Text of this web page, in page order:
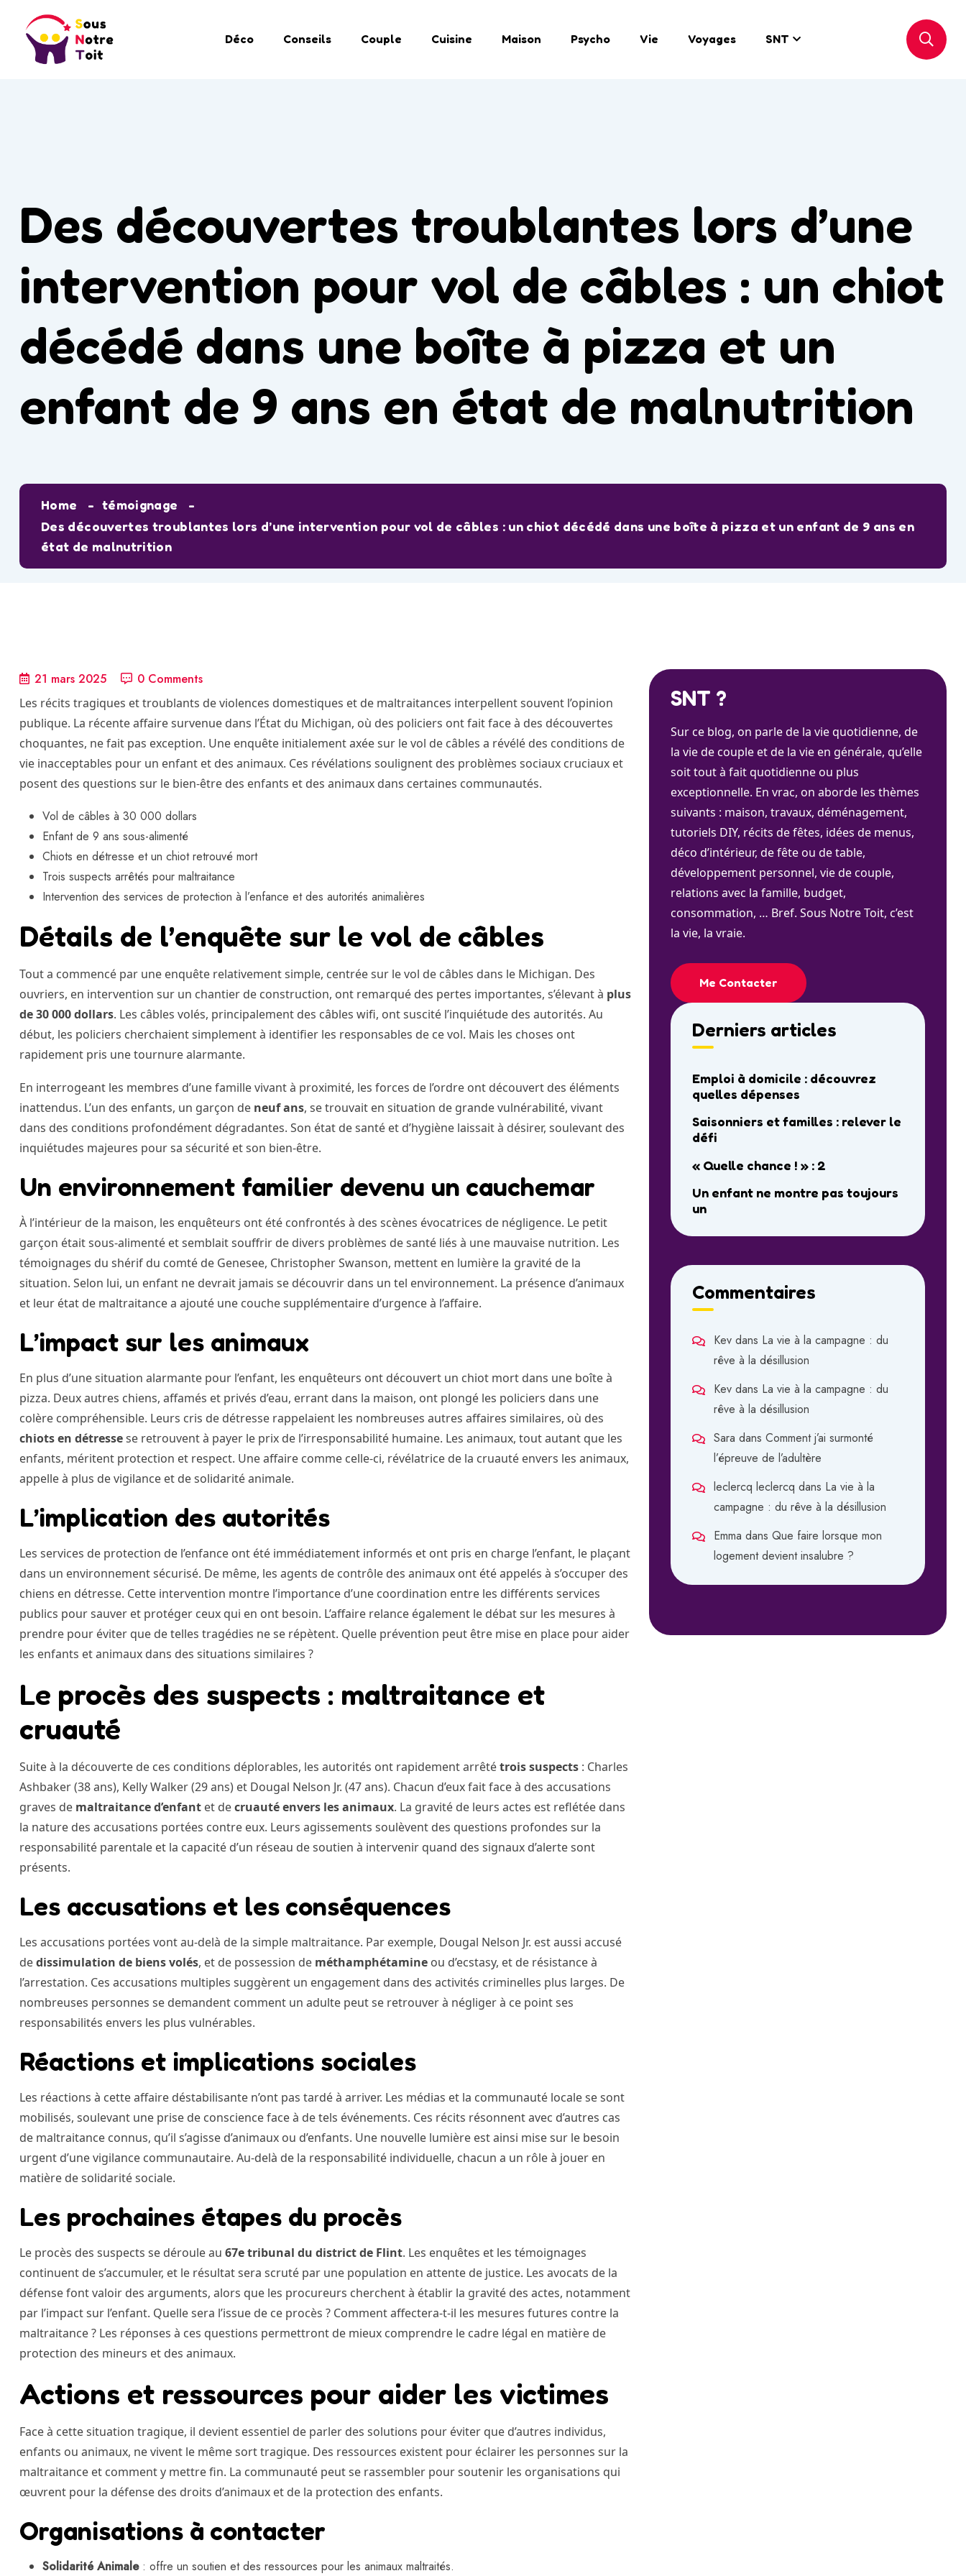
Déco Conseils Couple Cuisine Maison Psycho Vie Voyages SNT
Des découvertes troublantes lors d’une
intervention pour vol de câbles : un chiot
décédé dans une boîte à pizza et un
enfant de 9 ans en état de malnutrition
Home
témoignage
Des découvertes troublantes lors d’une intervention pour vol de câbles : un chiot décédé dans une boîte à pizza et un enfant de 9 ans en
état de malnutrition
21 mars 2025 0 Comments
Les récits tragiques et troublants de violences domestiques et de maltraitances interpellent souvent l’opinion
publique. La récente affaire survenue dans l’État du Michigan, où des policiers ont fait face à des découvertes
choquantes, ne fait pas exception. Une enquête initialement axée sur le vol de câbles a révélé des conditions de
vie inacceptables pour un enfant et des animaux. Ces révélations soulignent des problèmes sociaux cruciaux et
posent des questions sur le bien-être des enfants et des animaux dans certaines communautés.
Vol de câbles à 30 000 dollars
Enfant de 9 ans sous-alimenté
Chiots en détresse et un chiot retrouvé mort
Trois suspects arrêtés pour maltraitance
Intervention des services de protection à l’enfance et des autorités animalières
Détails de l’enquête sur le vol de câbles
Tout a commencé par une enquête relativement simple, centrée sur le vol de câbles dans le Michigan. Des
ouvriers, en intervention sur un chantier de construction, ont remarqué des pertes importantes, s’élevant à plus
de 30 000 dollars. Les câbles volés, principalement des câbles wifi, ont suscité l’inquiétude des autorités. Au
début, les policiers cherchaient simplement à identifier les responsables de ce vol. Mais les choses ont
rapidement pris une tournure alarmante.
En interrogeant les membres d’une famille vivant à proximité, les forces de l’ordre ont découvert des éléments
inattendus. L’un des enfants, un garçon de neuf ans, se trouvait en situation de grande vulnérabilité, vivant
dans des conditions profondément dégradantes. Son état de santé et d’hygiène laissait à désirer, soulevant des
inquiétudes majeures pour sa sécurité et son bien-être.
Un environnement familier devenu un cauchemar
À l’intérieur de la maison, les enquêteurs ont été confrontés à des scènes évocatrices de négligence. Le petit
garçon était sous-alimenté et semblait souffrir de divers problèmes de santé liés à une mauvaise nutrition. Les
témoignages du shérif du comté de Genesee, Christopher Swanson, mettent en lumière la gravité de la
situation. Selon lui, un enfant ne devrait jamais se découvrir dans un tel environnement. La présence d’animaux
et leur état de maltraitance a ajouté une couche supplémentaire d’urgence à l’affaire.
L’impact sur les animaux
En plus d’une situation alarmante pour l’enfant, les enquêteurs ont découvert un chiot mort dans une boîte à
pizza. Deux autres chiens, affamés et privés d’eau, errant dans la maison, ont plongé les policiers dans une
colère compréhensible. Leurs cris de détresse rappelaient les nombreuses autres affaires similaires, où des
chiots en détressese retrouvent à payer le prix de l’irresponsabilité humaine. Les animaux, tout autant que les
enfants, méritent protection et respect. Une affaire comme celle-ci, révélatrice de la cruauté envers les animaux,
appelle à plus de vigilance et de solidarité animale.
L’implication des autorités
Les services de protection de l’enfance ont été immédiatement informés et ont pris en charge l’enfant, le plaçant
dans un environnement sécurisé. De même, les agents de contrôle des animaux ont été appelés à s’occuper des
chiens en détresse. Cette intervention montre l’importance d’une coordination entre les différents services
publics pour sauver et protéger ceux qui en ont besoin. L’affaire relance également le débat sur les mesures à
prendre pour éviter que de telles tragédies ne se répètent. Quelle prévention peut être mise en place pour aider
les enfants et animaux dans des situations similaires ?
Le procès des suspects : maltraitance et
cruauté
Suite à la découverte de ces conditions déplorables, les autorités ont rapidement arrêtétrois suspects : Charles
Ashbaker (38 ans), Kelly Walker (29 ans) et Dougal Nelson Jr. (47 ans). Chacun d’eux fait face à des accusations
graves de maltraitance d’enfant et decruauté envers les animaux. La gravité de leurs actes est reflétée dans
la nature des accusations portées contre eux. Leurs agissements soulèvent des questions profondes sur la
responsabilité parentale et la capacité d’un réseau de soutien à intervenir quand des signaux d’alerte sont
présents.
Les accusations et les conséquences
Les accusations portées vont au-delà de la simple maltraitance. Par exemple, Dougal Nelson Jr. est aussi accusé
dedissimulation de biens volés, et de possession de méthamphétamine ou d’ecstasy, et de résistance à
l’arrestation. Ces accusations multiples suggèrent un engagement dans des activités criminelles plus larges. De
nombreuses personnes se demandent comment un adulte peut se retrouver à négliger à ce point ses
responsabilités envers les plus vulnérables.
Réactions et implications sociales
Les réactions à cette affaire déstabilisante n’ont pas tardé à arriver. Les médias et la communauté locale se sont
mobilisés, soulevant une prise de conscience face à de tels événements. Ces récits résonnent avec d’autres cas
de maltraitance connus, qu’il s’agisse d’animaux ou d’enfants. Une nouvelle lumière est ainsi mise sur le besoin
urgent d’une vigilance communautaire. Au-delà de la responsabilité individuelle, chacun a un rôle à jouer en
matière de solidarité sociale.
Les prochaines étapes du procès
Le procès des suspects se déroule au 67e tribunal du district de Flint. Les enquêtes et les témoignages
continuent de s’accumuler, et le résultat sera scruté par une population en attente de justice. Les avocats de la
défense font valoir des arguments, alors que les procureurs cherchent à établir la gravité des actes, notamment
par l’impact sur l’enfant. Quelle sera l’issue de ce procès ? Comment affectera-t-il les mesures futures contre la
maltraitance ? Les réponses à ces questions permettront de mieux comprendre le cadre légal en matière de
protection des mineurs et des animaux.
Actions et ressources pour aider les victimes
Face à cette situation tragique, il devient essentiel de parler des solutions pour éviter que d’autres individus,
enfants ou animaux, ne vivent le même sort tragique. Des ressources existent pour éclairer les personnes sur la
maltraitance et comment y mettre fin. La communauté peut se rassembler pour soutenir les organisations qui
œuvrent pour la défense des droits d’animaux et de la protection des enfants.
Organisations à contacter
Solidarité Animale: offre un soutien et des ressources pour les animaux maltraités.
SNT ?
Sur ce blog, on parle de la vie quotidienne, de
la vie de couple et de la vie en générale, qu’elle
soit tout à fait quotidienne ou plus
exceptionnelle. En vrac, on aborde les thèmes
suivants : maison, travaux, déménagement,
tutoriels DIY, récits de fêtes, idées de menus,
déco d’intérieur, de fête ou de table,
développement personnel, vie de couple,
relations avec la famille, budget,
consommation, … Bref. Sous Notre Toit, c’est
la vie, la vraie.
Me Contacter
Derniers articles
Emploi à domicile : découvrez
quelles dépenses
Saisonniers et familles : relever le
défi
« Quelle chance ! » : 2
Un enfant ne montre pas toujours
un
Commentaires
Kev dans La vie à la campagne : du
rêve à la désillusion
Kev dans La vie à la campagne : du
rêve à la désillusion
Sara dans Comment j’ai surmonté
l’épreuve de l’adultère
leclercq leclercq dans La vie à la
campagne : du rêve à la désillusion
Emma dans Que faire lorsque mon
logement devient insalubre ?